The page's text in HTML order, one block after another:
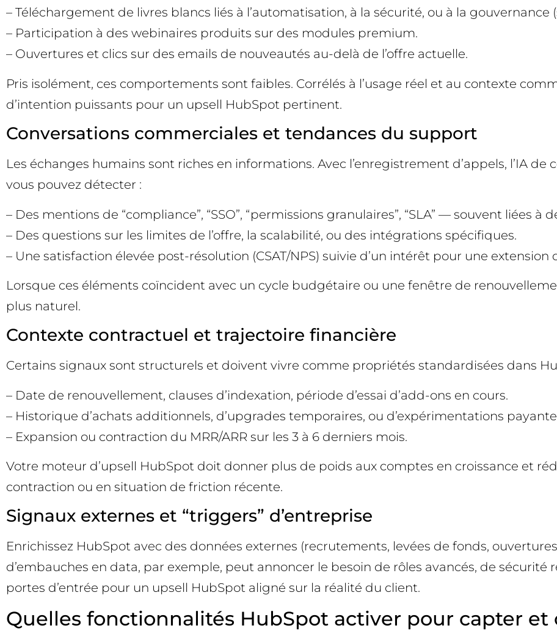
– Téléchargement de livres blancs liés à l’automatisation, à la sécurité, ou à la
– Participation à des webinaires produits sur des modules premium.
– Ouvertures et clics sur des emails de nouveautés au-delà de l’offre actuelle.
Pris isolément, ces comportements sont faibles. Corrélés à l’usage réel et au contexte
d’intention puissants pour un upsell HubSpot pertinent.
Conversations commerciales et tendances du support
Les échanges humains sont riches en informations. Avec l’enregistrement d’appels, l’IA
vous pouvez détecter :
– Des mentions de “compliance”, “SSO”, “permissions granulaires”, “SLA” — souvent liées à
– Des questions sur les limites de l’offre, la scalabilité, ou des intégrations spécifiques.
– Une satisfaction élevée post-résolution (CSAT/NPS) suivie d’un intérêt pour une extension
Lorsque ces éléments coïncident avec un cycle budgétaire ou une fenêtre de
plus naturel.
Contexte contractuel et trajectoire financière
Certains signaux sont structurels et doivent vivre comme propriétés standardisées dans
– Date de renouvellement, clauses d’indexation, période d’essai d’add-ons en cours.
– Historique d’achats additionnels, d’upgrades temporaires, ou d’expérimentations
– Expansion ou contraction du MRR/ARR sur les 3 à 6 derniers mois.
Votre moteur d’upsell HubSpot doit donner plus de poids aux comptes en croissance et
contraction ou en situation de friction récente.
Signaux externes et “triggers” d’entreprise
Enrichissez HubSpot avec des données externes (recrutements, levées de fonds,
d’embauches en data, par exemple, peut annoncer le besoin de rôles avancés, de
portes d’entrée pour un upsell HubSpot aligné sur la réalité du client.
Quelles fonctionnalités HubSpot activer pour capter et